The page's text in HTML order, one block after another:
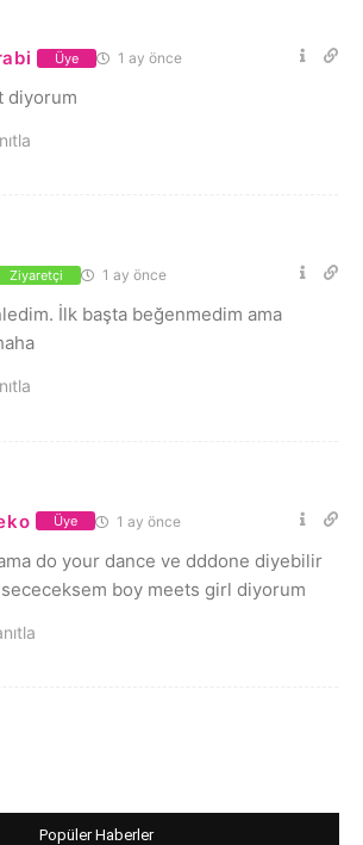
Üye 1 ay önce
diyorum
Ziyaretçi 1 ay önce
İlk başta beğenmedim ama
Üye 1 ay önce
do your dance ve dddone diyebilir
boy meets girl diyorum
Popüler Haberler